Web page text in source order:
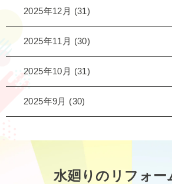
2025年12月 (31)
2025年11月 (30)
2025年10月 (31)
2025年9月 (30)
水廻りのリフォー